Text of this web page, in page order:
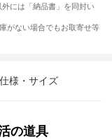
には「納品書」を同封い
がない場合でもお取寄せ等
仕様・サイズ
の道具